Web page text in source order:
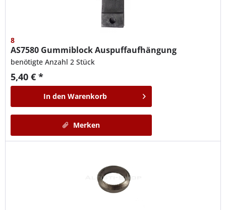
8
AS7580 Gummiblock Auspuffaufhängung
benötigte Anzahl 2 Stück
5,40 € *
In den Warenkorb
Merken